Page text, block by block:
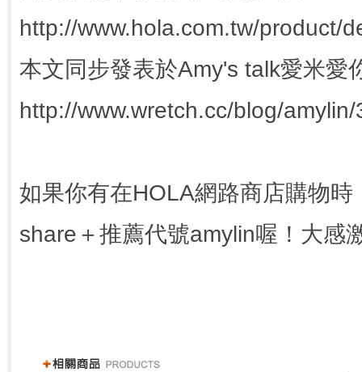
http://www.hola.com.tw/product/
本文同步發表於Amy's talk愛米愛
http://www.wretch.cc/blog/
如果你有在HOLA網路商店購物
share＋推薦代號amylin喔！大感